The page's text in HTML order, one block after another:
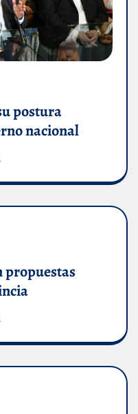
postura
nacional
propuestas